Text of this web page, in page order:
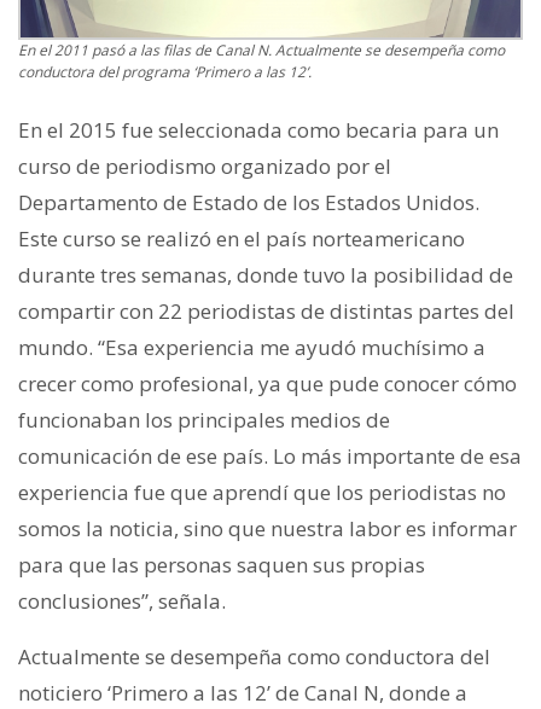
En el 2011 pasó a las filas de Canal N. Actualmente se desempeña como
conductora del programa ‘Primero a las 12’.
En el 2015 fue seleccionada como becaria para un
curso de periodismo organizado por el
Departamento de Estado de los Estados Unidos.
Este curso se realizó en el país norteamericano
durante tres semanas, donde tuvo la posibilidad de
compartir con 22 periodistas de distintas partes del
mundo. “Esa experiencia me ayudó muchísimo a
crecer como profesional, ya que pude conocer cómo
funcionaban los principales medios de
comunicación de ese país. Lo más importante de esa
experiencia fue que aprendí que los periodistas no
somos la noticia, sino que nuestra labor es informar
para que las personas saquen sus propias
conclusiones”, señala.
Actualmente se desempeña como conductora del
noticiero ‘Primero a las 12’ de Canal N, donde a